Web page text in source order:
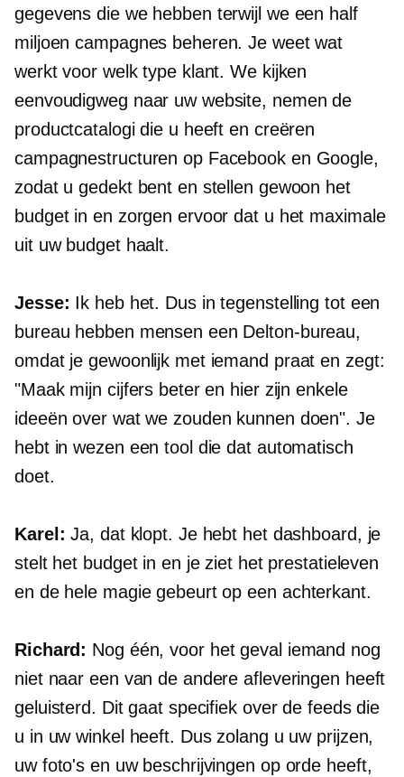
gegevens die we hebben terwijl we een half
miljoen campagnes beheren. Je weet wat
werkt voor welk type klant. We kijken
eenvoudigweg naar uw website, nemen de
productcatalogi die u heeft en creëren
campagnestructuren op Facebook en Google,
zodat u gedekt bent en stellen gewoon het
budget in en zorgen ervoor dat u het maximale
uit uw budget haalt.
Jesse: Ik heb het. Dus in tegenstelling tot een
bureau hebben mensen een Delton-bureau,
omdat je gewoonlijk met iemand praat en zegt:
"Maak mijn cijfers beter en hier zijn enkele
ideeën over wat we zouden kunnen doen". Je
hebt in wezen een tool die dat automatisch
doet.
Karel: Ja, dat klopt. Je hebt het dashboard, je
stelt het budget in en je ziet het prestatieleven
en de hele magie gebeurt op een achterkant.
Richard: Nog één, voor het geval iemand nog
niet naar een van de andere afleveringen heeft
geluisterd. Dit gaat specifiek over de feeds die
u in uw winkel heeft. Dus zolang u uw prijzen,
uw foto's en uw beschrijvingen op orde heeft,